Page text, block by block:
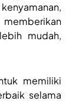
mudah,
memiliki
selama